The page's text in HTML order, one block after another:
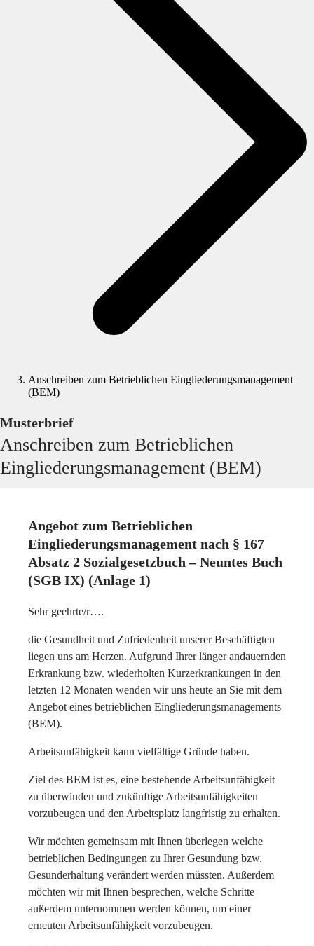
Anschreiben zum Betrieblichen Eingliederungsmanagement
(BEM)
Musterbrief
Anschreiben zum Betrieblichen
Eingliederungsmanagement (BEM)
Angebot zum Betrieblichen
Eingliederungsmanagement nach § 167
Absatz 2 Sozialgesetzbuch – Neuntes Buch
(SGB IX) (Anlage 1)
Sehr geehrte/r….
die Gesundheit und Zufriedenheit unserer Beschäftigten
liegen uns am Herzen. Aufgrund Ihrer länger andauernden
Erkrankung bzw. wiederholten Kurzerkrankungen in den
letzten 12 Monaten wenden wir uns heute an Sie mit dem
Angebot eines betrieblichen Eingliederungsmanagements
(BEM).
Arbeitsunfähigkeit kann vielfältige Gründe haben.
Ziel des BEM ist es, eine bestehende Arbeitsunfähigkeit
zu überwinden und zukünftige Arbeitsunfähigkeiten
vorzubeugen und den Arbeitsplatz langfristig zu erhalten.
Wir möchten gemeinsam mit Ihnen überlegen welche
betrieblichen Bedingungen zu Ihrer Gesundung bzw.
Gesunderhaltung verändert werden müssten. Außerdem
möchten wir mit Ihnen besprechen, welche Schritte
außerdem unternommen werden können, um einer
erneuten Arbeitsunfähigkeit vorzubeugen.